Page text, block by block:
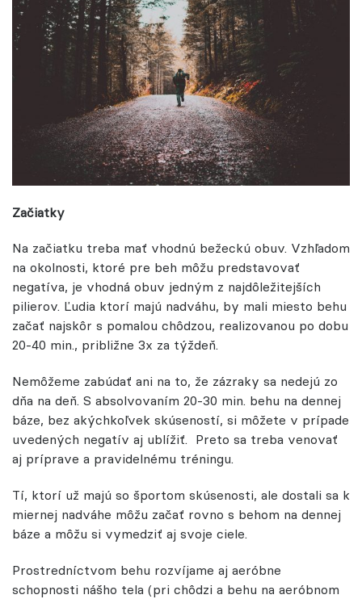
Začiatky
Na začiatku treba mať vhodnú bežeckú obuv. Vzhľadom
na okolnosti, ktoré pre beh môžu predstavovať
negatíva, je vhodná obuv jedným z najdôležitejších
pilierov. Ľudia ktorí majú nadváhu, by mali miesto behu
začať najskôr s pomalou chôdzou, realizovanou po dobu
20-40 min., približne 3x za týždeň.
Nemôžeme zabúdať ani na to, že zázraky sa nedejú zo
dňa na deň. S absolvovaním 20-30 min. behu na dennej
báze, bez akýchkoľvek skúseností, si môžete v prípade
uvedených negatív aj ublížiť. Preto sa treba venovať
aj príprave a pravidelnému tréningu.
Tí, ktorí už majú so športom skúsenosti, ale dostali sa k
miernej nadváhe môžu začať rovno s behom na dennej
báze a môžu si vymedziť aj svoje ciele.
Prostredníctvom behu rozvíjame aj aeróbne
schopnosti nášho tela (pri chôdzi a behu na aeróbnom